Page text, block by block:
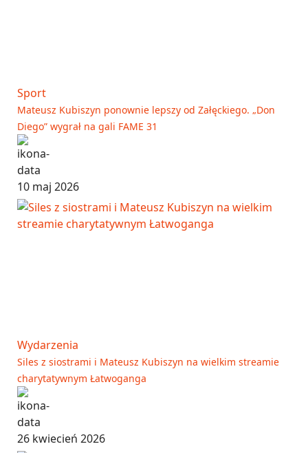
Sport
Mateusz Kubiszyn ponownie lepszy od Załęckiego. „Don
Diego” wygrał na gali FAME 31
10 maj 2026
Wydarzenia
Siles z siostrami i Mateusz Kubiszyn na wielkim streamie
charytatywnym Łatwoganga
26 kwiecień 2026